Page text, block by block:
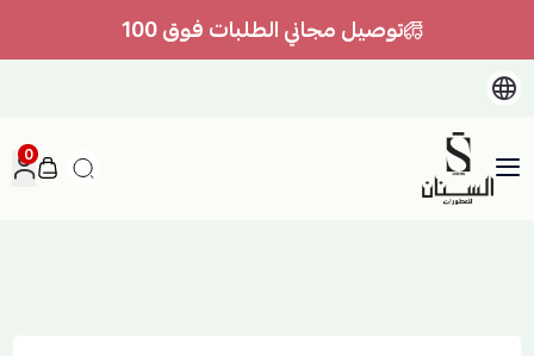
توصيل مجاني الطلبات فوق 100
السنان للعطور والعسل الطبيعي
0